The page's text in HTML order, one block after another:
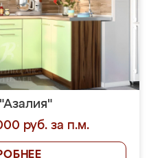
руб. за п.м.